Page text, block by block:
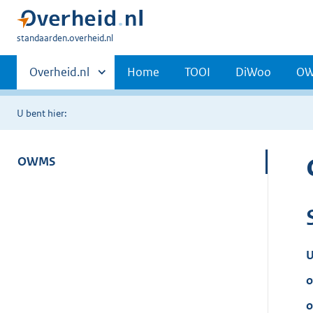
U
hier:
standaarden.overheid.nl
Primaire
navigatie
Andere
sites
binnen
Overheid.nl Home TOOI DiWoo
U bent hier:
OWMS